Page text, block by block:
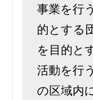
事業を行
的とする
を目的と
活動を行
の区域内